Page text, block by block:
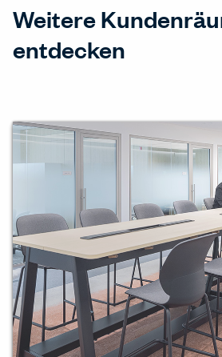
Weitere
entdecken